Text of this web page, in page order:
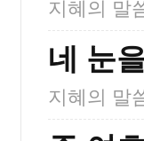
지혜의 말
네 눈
지혜의 말